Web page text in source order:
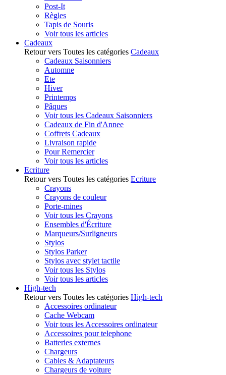
Post-It
Règles
Tapis de Souris
Voir tous les articles
Cadeaux
Retour vers Toutes les catégories Cadeaux
Cadeaux Saisonniers
Automne
Ete
Hiver
Printemps
Pâques
Voir tous les Cadeaux Saisonniers
Cadeaux de Fin d'Annee
Coffrets Cadeaux
Livraison rapide
Pour Remercier
Voir tous les articles
Ecriture
Retour vers Toutes les catégories Ecriture
Crayons
Crayons de couleur
Porte-mines
Voir tous les Crayons
Ensembles d'Écriture
Marqueurs/Surligneurs
Stylos
Stylos Parker
Stylos avec stylet tactile
Voir tous les Stylos
Voir tous les articles
High-tech
Retour vers Toutes les catégories High-tech
Accessoires ordinateur
Cache Webcam
Voir tous les Accessoires ordinateur
Accessoires pour telephone
Batteries externes
Chargeurs
Cables & Adaptateurs
Chargeurs de voiture